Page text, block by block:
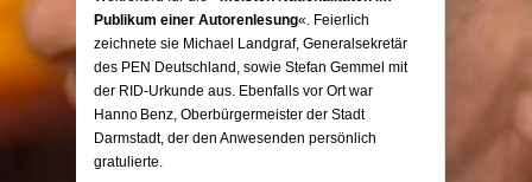
Publikum einer Autorenlesung«. Feierlich
zeichnete sie Michael Landgraf, Generalsekretär
des PEN Deutschland, sowie Stefan Gemmel mit
der RID-Urkunde aus. Ebenfalls vor Ort war
Hanno Benz, Oberbürgermeister der Stadt
Darmstadt, der den Anwesenden persönlich
gratulierte.